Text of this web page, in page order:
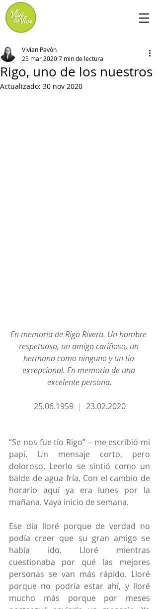
Rigo, uno de los nuestros
Vivian Pavón
25 mar 20207 min de lectura
Actualizado: 30 nov 2020
En memoria de Rigo Rivera. Un hombre
respetuoso, un amigo cariñoso, un
hermano como ninguno y un tío
excepcional. En memoria de una
excelente persona.
25.06.1959 | 23.02.2020
“Se nos fue tío Rigo” – me escribió mi
papi. Un mensaje corto, pero
doloroso. Leerlo se sintió como un
balde de agua fría. Con el cambio de
horario aquí ya era lunes por la
mañana. Vaya inicio de semana.
Ese día lloré porque de verdad no
podía creer que su gran amigo se
había ido. Lloré mientras
cuestionaba por qué las mejores
personas se van más rápido. Lloré
porque no podría estar ahí, y lloré
mucho más porque por meses